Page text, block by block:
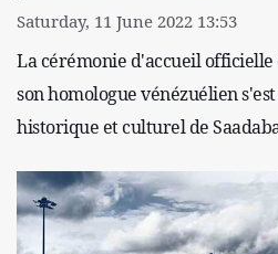
Saturday, 11 June 2022 13:53
La cérémonie d'accueil
son homologue vénézuélien
historique et culturel de